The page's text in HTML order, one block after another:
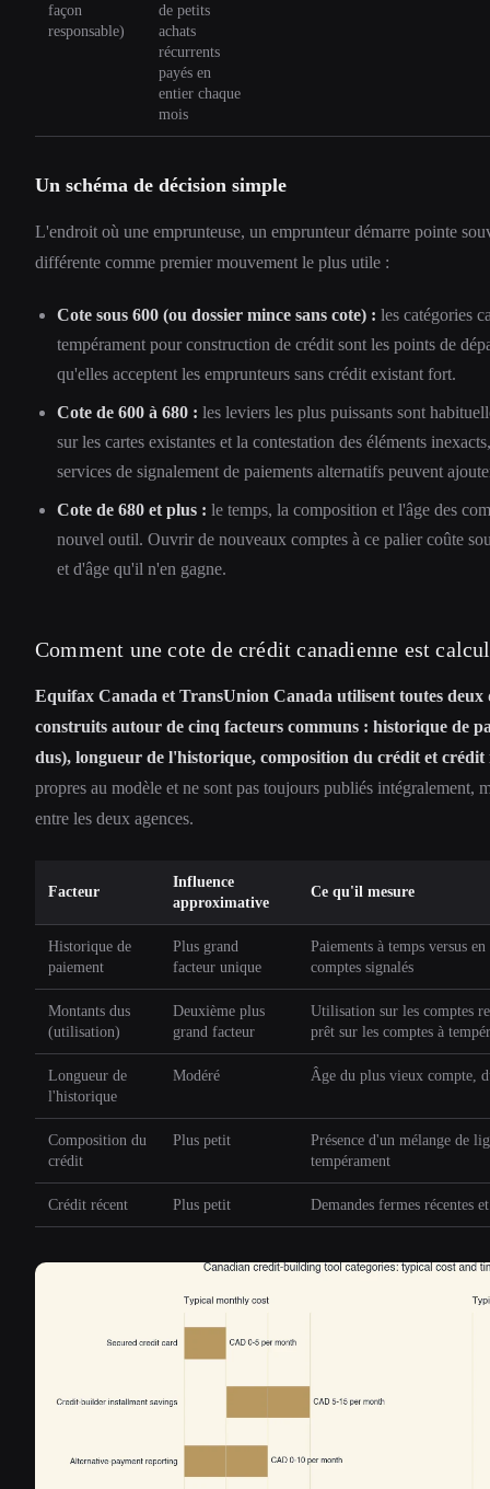
façon
responsable)
de petits
achats
récurrents
payés en
entier chaque
mois
Un schéma de décision simple
L'endroit où une emprunteuse, un emprunteur démarre pointe
différente comme premier mouvement le plus utile :
Cote sous 600 (ou dossier mince sans cote) : les catégories
tempérament pour construction de crédit sont les points de
qu'elles acceptent les emprunteurs sans crédit existant fort.
Cote de 600 à 680 : les leviers les plus puissants sont
sur les cartes existantes et la contestation des éléments
services de signalement de paiements alternatifs peuvent
Cote de 680 et plus : le temps, la composition et l'âge des
nouvel outil. Ouvrir de nouveaux comptes à ce palier coûte
et d'âge qu'il n'en gagne.
Comment une cote de crédit canadienne est
Equifax Canada et TransUnion Canada utilisent toutes deux
construits autour de cinq facteurs communs : historique de
dus), longueur de l'historique, composition du crédit et crédit
propres au modèle et ne sont pas toujours publiés intégralement,
entre les deux agences.
Facteur
Influence
approximative
Ce qu'il mesure
Historique de
paiement
Plus grand
facteur unique
Paiements à temps versus
comptes signalés
Montants dus
(utilisation)
Deuxième plus
grand facteur
Utilisation sur les comptes
prêt sur les comptes à
Longueur de
l'historique
Modéré Âge du plus vieux compte,
Composition du
crédit
Plus petit
Présence d'un mélange de
tempérament
Crédit récent Plus petit Demandes fermes récentes